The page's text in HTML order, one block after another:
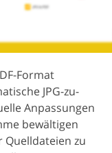
Format
JPG-zu-
Anpassungen
bewältigen
Quelldateien zu